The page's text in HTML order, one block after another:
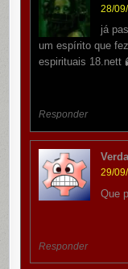
28/
já
um espírito que
espirituais 18.nett
Responder
29/
Que
Responder